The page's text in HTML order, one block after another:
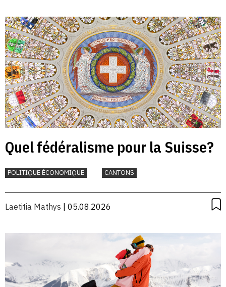
Quel fédéralisme pour la Suisse?
POLITIQUE ÉCONOMIQUE CANTONS
Laetitia Mathys | 05.08.2026